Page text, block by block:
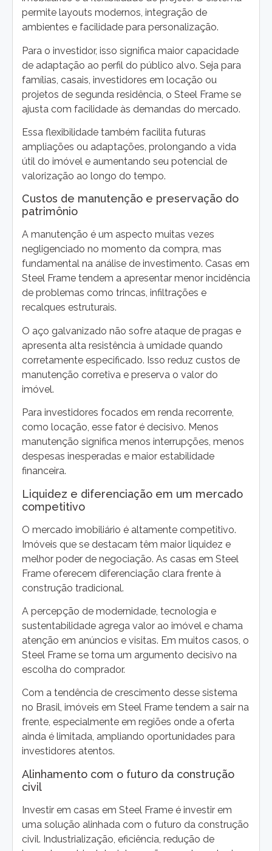
permite layouts modernos, integração de
ambientes e facilidade para personalização.
Para o investidor, isso significa maior capacidade
de adaptação ao perfil do público alvo. Seja para
famílias, casais, investidores em locação ou
projetos de segunda residência, o Steel Frame se
ajusta com facilidade às demandas do mercado.
Essa flexibilidade também facilita futuras
ampliações ou adaptações, prolongando a vida
útil do imóvel e aumentando seu potencial de
valorização ao longo do tempo.
Custos de manutenção e preservação do
patrimônio
A manutenção é um aspecto muitas vezes
negligenciado no momento da compra, mas
fundamental na análise de investimento. Casas em
Steel Frame tendem a apresentar menor incidência
de problemas como trincas, infiltrações e
recalques estruturais.
O aço galvanizado não sofre ataque de pragas e
apresenta alta resistência à umidade quando
corretamente especificado. Isso reduz custos de
manutenção corretiva e preserva o valor do
imóvel.
Para investidores focados em renda recorrente,
como locação, esse fator é decisivo. Menos
manutenção significa menos interrupções, menos
despesas inesperadas e maior estabilidade
financeira.
Liquidez e diferenciação em um mercado
competitivo
O mercado imobiliário é altamente competitivo.
Imóveis que se destacam têm maior liquidez e
melhor poder de negociação. As casas em Steel
Frame oferecem diferenciação clara frente à
construção tradicional.
A percepção de modernidade, tecnologia e
sustentabilidade agrega valor ao imóvel e chama
atenção em anúncios e visitas. Em muitos casos, o
Steel Frame se torna um argumento decisivo na
escolha do comprador.
Com a tendência de crescimento desse sistema
no Brasil, imóveis em Steel Frame tendem a sair na
frente, especialmente em regiões onde a oferta
ainda é limitada, ampliando oportunidades para
investidores atentos.
Alinhamento com o futuro da construção
civil
Investir em casas em Steel Frame é investir em
uma solução alinhada com o futuro da construção
civil. Industrialização, eficiência, redução de